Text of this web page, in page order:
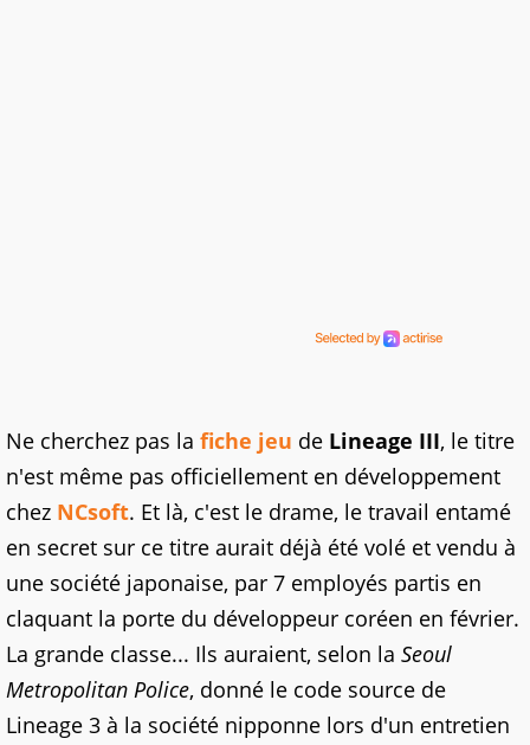
Ne cherchez pas la fiche jeu de Lineage III, le titre
n'est même pas officiellement en développement
chez NCsoft. Et là, c'est le drame, le travail entamé
en secret sur ce titre aurait déjà été volé et vendu à
une société japonaise, par 7 employés partis en
claquant la porte du développeur coréen en février.
La grande classe... Ils auraient, selon la Seoul
Metropolitan Police, donné le code source de
Lineage 3 à la société nipponne lors d'un entretien